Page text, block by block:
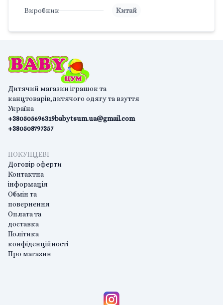
Виробник Китай
Дитячий магазин іграшок та
канцтоварів,дитячого одягу та взуття
Україна
+380505696319
+380508797357
babytsum.ua@gmail.com
ПОКУПЦЕВІ
Договір оферти
Контактна
інформація
Обмін та
повернення
Оплата та
доставка
Політика
конфіденційності
Про магазин